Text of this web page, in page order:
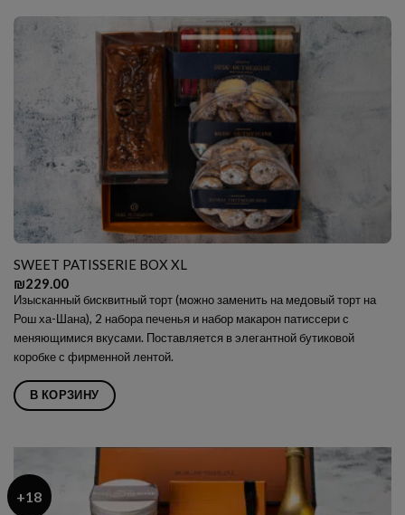
SWEET PATISSERIE BOX XL
₪229.00
Изысканный бисквитный торт (можно заменить на медовый торт на
Рош ха-Шана), 2 набора печенья и набор макарон патиссери с
меняющимися вкусами. Поставляется в элегантной бутиковой
коробке с фирменной лентой.
В КОРЗИНУ
+18